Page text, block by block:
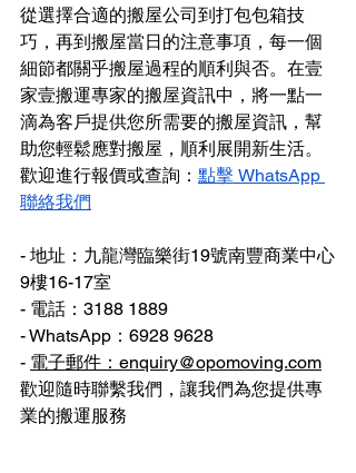
從選擇合適的搬屋公司到打包包箱技
巧，再到搬屋當日的注意事項，每一個
細節都關乎搬屋過程的順利與否。在壹
家壹搬運專家的搬屋資訊中，將一點一
滴為客戶提供您所需要的搬屋資訊，幫
助您輕鬆應對搬屋，順利展開新生活。
歡迎進行報價或查詢： 點擊 WhatsApp
聯絡我們
- 地址：九龍灣臨樂街19號南豐商業中心
9樓16-17室
- 電話：3188 1889
- WhatsApp：6928 9628
- 電子郵件：enquiry@opomoving.com
歡迎隨時聯繫我們，讓我們為您提供專
業的搬運服務